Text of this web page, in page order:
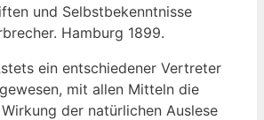
und Selbst­be­kennt­nis­se
Ham­burg 1899.
ein ent­schie­de­ner Ver­tre­ter
mit allen Mit­teln die
der natür­li­chen Aus­le­se